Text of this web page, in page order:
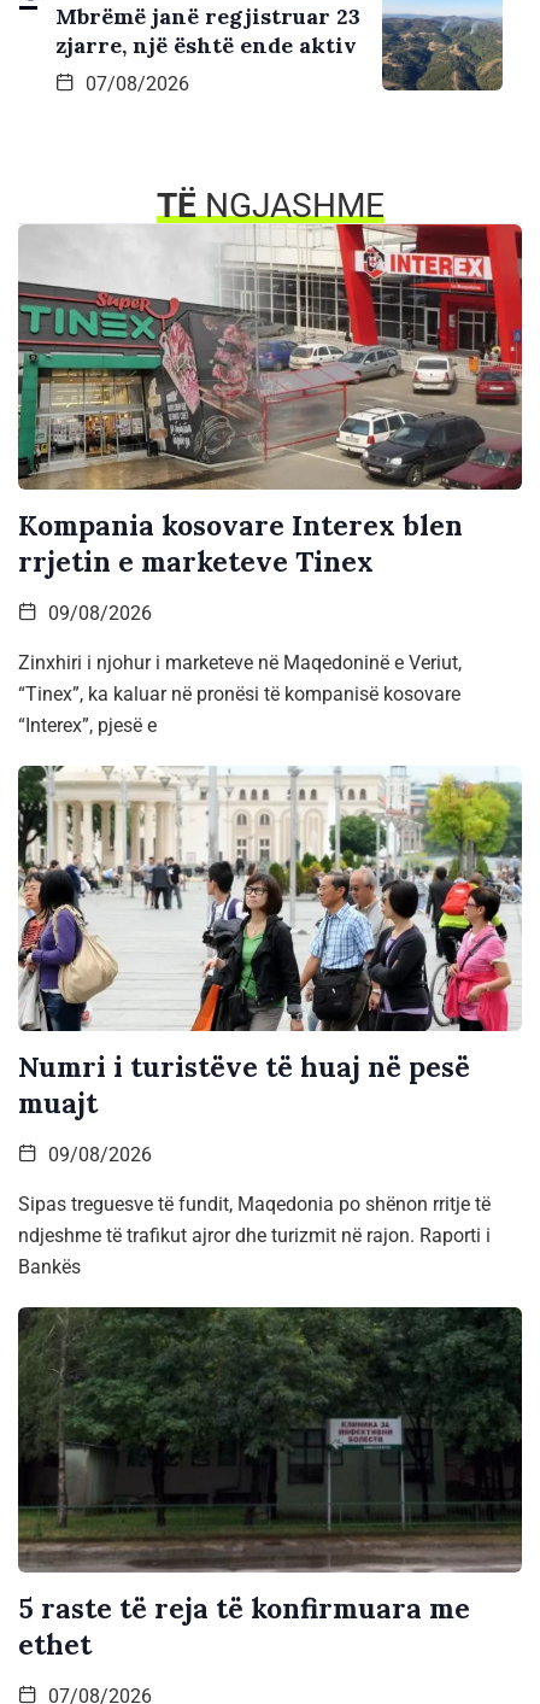
Mbrëmë janë regjistruar 23
zjarre, një është ende aktiv
07/08/2026
TËNGJASHME
Kompania kosovare Interex blen
rrjetin e marketeve Tinex
09/08/2026
Zinxhiri i njohur i marketeve në Maqedoninë e Veriut,
“Tinex”, ka kaluar në pronësi të kompanisë kosovare
“Interex”, pjesë e
Numri i turistëve të huaj në pesë
muajt
09/08/2026
Sipas treguesve të fundit, Maqedonia po shënon rritje të
ndjeshme të trafikut ajror dhe turizmit në rajon. Raporti i
Bankës
5 raste të reja të konfirmuara me
ethet
07/08/2026